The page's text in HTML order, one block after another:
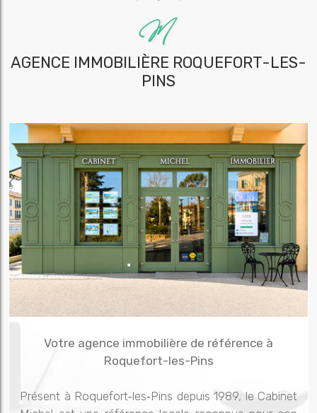
AGENCE IMMOBILIÈRE ROQUEFORT-LES-
PINS
Votre agence immobilière de référence à
Roquefort-les-Pins
Présent à Roquefort‑les‑Pins depuis 1989, le Cabinet